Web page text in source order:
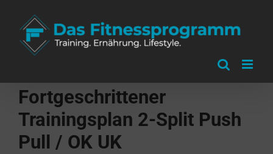
springen
Fortgeschrittener
Trainingsplan 2-Split Push
Pull / OK UK